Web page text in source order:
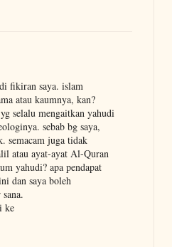
fikiran saya. islam
atau kaumnya, kan?
selalu mengaitkan yahudi
sebab bg saya,
semacam juga tidak
atau ayat-ayat Al-Quran
yahudi? apa pendapat
dan saya boleh
ke